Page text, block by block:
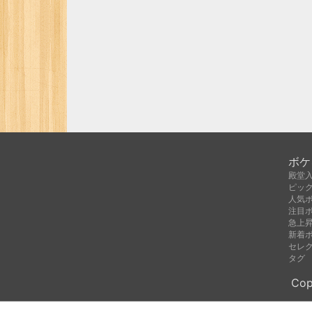
ボ
殿堂
ピッ
人気
注目
急上
新着
セレ
タグ